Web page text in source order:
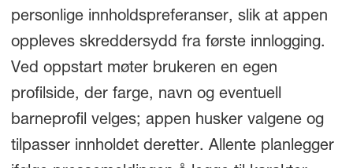
personlige innholdspreferanser, slik at appen
oppleves skreddersydd fra første innlogging.
Ved oppstart møter brukeren en egen
profilside, der farge, navn og eventuell
barneprofil velges; appen husker valgene og
tilpasser innholdet deretter. Allente planlegger